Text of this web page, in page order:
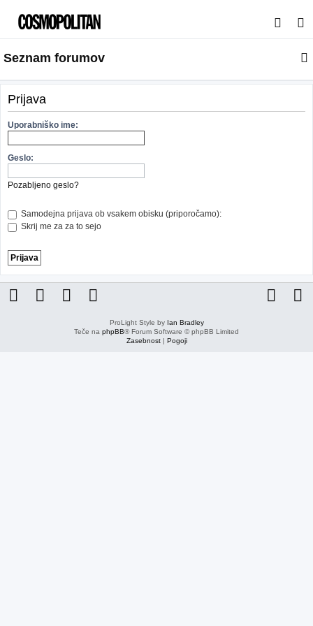
s
a
j
Seznam forumov
Prijava
Uporabniško ime:
Geslo:
Pozabljeno geslo?
Samodejna prijava ob vsakem obisku (priporočamo):
Skrij me za za to sejo
ProLight Style by Ian Bradley
Teče na phpBB® Forum Software © phpBB Limited
Zasebnost| Pogoji